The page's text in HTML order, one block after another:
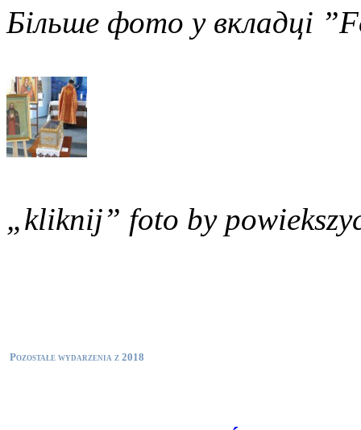
Більше фото у вкладці
„kliknij” foto by
Pozostałe wydarzenia z 2018